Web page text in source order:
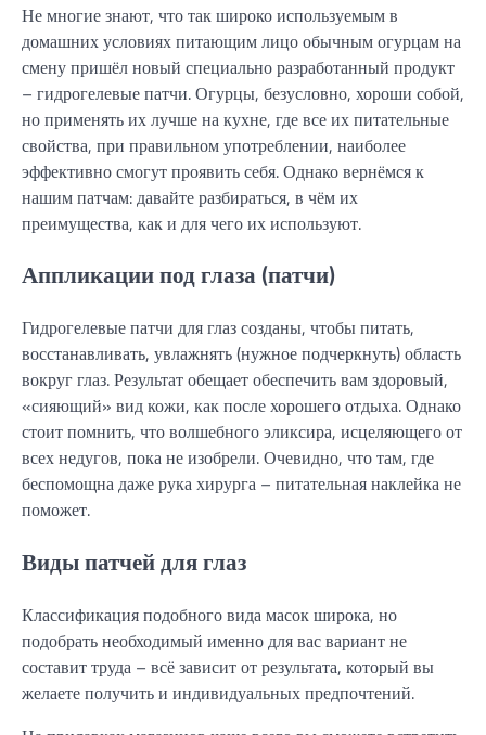
Не многие знают, что так широко используемым в
домашних условиях питающим лицо обычным огурцам на
смену пришёл новый специально разработанный продукт
– гидрогелевые патчи. Огурцы, безусловно, хороши собой,
но применять их лучше на кухне, где все их питательные
свойства, при правильном употреблении, наиболее
эффективно смогут проявить себя. Однако вернёмся к
нашим патчам: давайте разбираться, в чём их
преимущества, как и для чего их используют.
Аппликации под глаза (патчи)
Гидрогелевые патчи для глаз созданы, чтобы питать,
восстанавливать, увлажнять (нужное подчеркнуть) область
вокруг глаз. Результат обещает обеспечить вам здоровый,
«сияющий» вид кожи, как после хорошего отдыха. Однако
стоит помнить, что волшебного эликсира, исцеляющего от
всех недугов, пока не изобрели. Очевидно, что там, где
беспомощна даже рука хирурга – питательная наклейка не
поможет.
Виды патчей для глаз
Классификация подобного вида масок широка, но
подобрать необходимый именно для вас вариант не
составит труда – всё зависит от результата, который вы
желаете получить и индивидуальных предпочтений.